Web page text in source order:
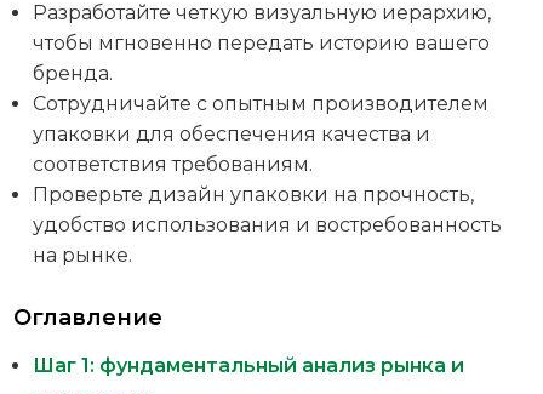
Разработайте четкую визуальную иерархию,
чтобы мгновенно передать историю вашего
бренда.
Сотрудничайте с опытным производителем
упаковки для обеспечения качества и
соответствия требованиям.
Проверьте дизайн упаковки на прочность,
удобство использования и востребованность
на рынке.
Оглавление
Шаг 1: фундаментальный анализ рынка и